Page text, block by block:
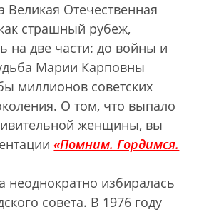
Отечественная
страшный рубеж,
на две части: до войны и
Марии Карповны
миллионов советских
О том, что выпало
женщины, вы
«Помним. Гордимся.
неоднократно избиралась
совета. В 1976 году